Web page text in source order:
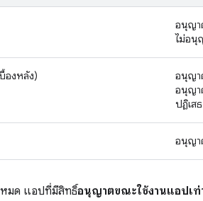
อนุญา
ไม่อนุ
องหลัง)
อนุญา
อนุญา
ปฏิเสธ
อนุญา
มด แอปที่มีสิทธิ์อนุญาตขณะใช้งานแอปเท่